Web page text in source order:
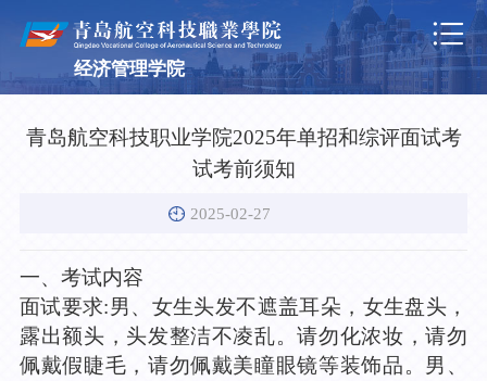

经济管理学院
青岛航空科技职业学院2025年单招和综评面试考
试考前须知
2025-02-27
一、 考试内容
面试要求:男、女生头发不遮盖耳朵，女生盘头，
露出额头，头发整洁不凌乱。请勿化浓妆，请勿
佩戴假睫毛，请勿佩戴美瞳眼镜等装饰品。男、